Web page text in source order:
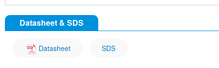
免疫荧光染色（第二天）
1. 吸走一抗，PBST 摇洗 3 次，每次 5 min。
2. 滴加稀释后的荧光二抗，
4. 滴加稀释后的 DAPI，室温 避光
5. PBST 中摇洗 3 次，每次 5 分钟。
染色
1. 用 dH2O 清洗切片 3 次，每次 5 分钟。
2. 将切片在 3% 过氧化氢中孵育 10 分钟。
4. 在洗涤缓冲液中洗涤切片 5 分钟。
5. 用 100–400 µl 封闭液在室温下封闭每个切片 1 小时。
Datasheet & SDS
Datasheet SDS